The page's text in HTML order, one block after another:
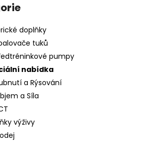
doplňky
tuků
pumpy
nabídka
a Rýsování
a Síla
výživy